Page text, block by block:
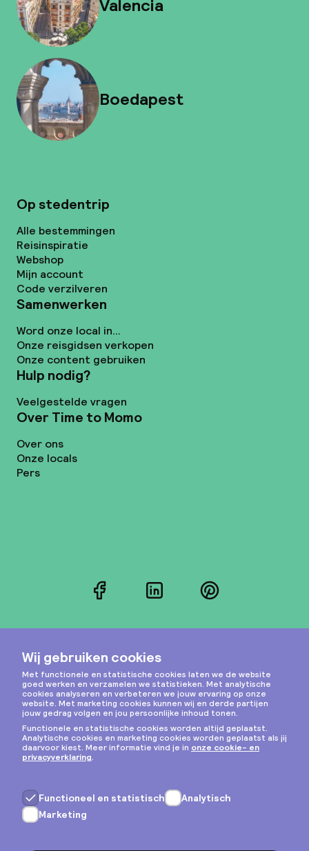
Valencia
Boedapest
Op stedentrip
Alle bestemmingen
Reisinspiratie
Webshop
Mijn account
Code verzilveren
Samenwerken
Word onze local in...
Onze reisgidsen verkopen
Onze content gebruiken
Hulp nodig?
Veelgestelde vragen
Over Time to Momo
Over ons
Onze locals
Pers
FacebookLinkedInPinterest
Instagram
Privacy & cookies
Algemene voorwaarden